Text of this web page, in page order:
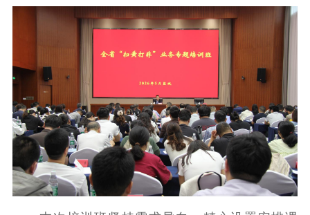
新闻宣传
主题宣传
新闻发布
记者之家
品牌栏目
文化文艺
精品生产 文化惠民
文化传承
文化交流
体制改革
文化产业
紫金文化艺术节
品牌活动 紫艺舞台